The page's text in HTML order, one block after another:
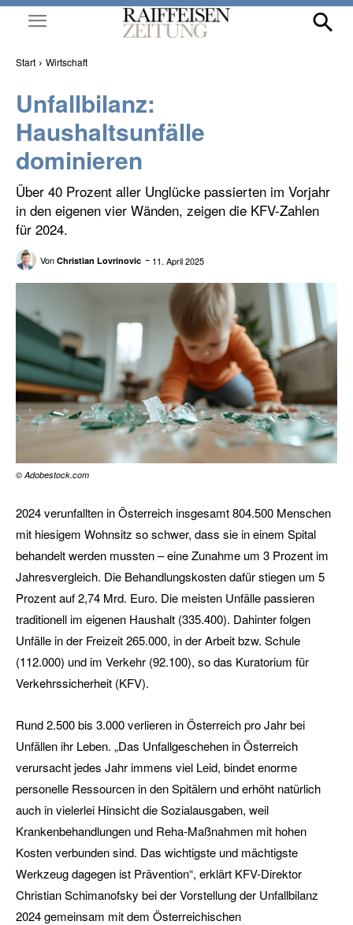
Start Wirtschaft
Unfallbilanz:
Haushaltsunfälle
dominieren
Über 40 Prozent aller Unglücke passierten im Vorjahr
in den eigenen vier Wänden, zeigen die KFV-Zahlen
für 2024.
Von Christian Lovrinovic 11. April 2025
© Adobestock.com
2024 verunfallten in Österreich insgesamt 804.500 Menschen
mit hiesigem Wohnsitz so schwer, dass sie in einem Spital
behandelt werden mussten – eine Zunahme um 3 Prozent im
Jahresvergleich. Die Behandlungskosten dafür stiegen um 5
Prozent auf 2,74 Mrd. Euro. Die meisten Unfälle passieren
traditionell im eigenen Haushalt (335.400). Dahinter folgen
Unfälle in der Freizeit 265.000, in der Arbeit bzw. Schule
(112.000) und im Verkehr (92.100), so das Kuratorium für
Verkehrssicherheit (KFV).
Rund 2.500 bis 3.000 verlieren in Österreich pro Jahr bei
Unfällen ihr Leben. „Das Unfallgeschehen in Österreich
verursacht jedes Jahr immens viel Leid, bindet enorme
personelle Ressourcen in den Spitälern und erhöht natürlich
auch in vielerlei Hinsicht die Sozialausgaben, weil
Krankenbehandlungen und Reha-Maßnahmen mit hohen
Kosten verbunden sind. Das wichtigste und mächtigste
Werkzeug dagegen ist Prävention“, erklärt KFV-Direktor
Christian Schimanofsky bei der Vorstellung der Unfallbilanz
2024 gemeinsam mit dem Österreichischen